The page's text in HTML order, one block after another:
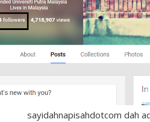
sayidahnapisahdotcom dah